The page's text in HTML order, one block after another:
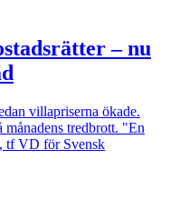
– nu
villapriserna ökade.
tredbrott. "En
tf VD för Svensk